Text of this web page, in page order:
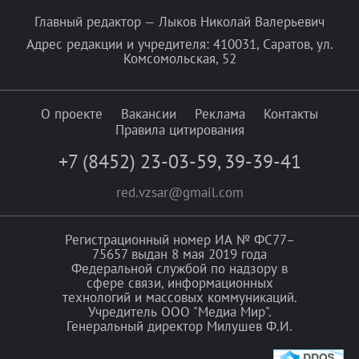
Главный редактор — Лыков Николай Валерьевич
Адрес редакции и учредителя: 410031, Саратов, ул.
Комсомольская, 52
О проекте Вакансии Реклама
Контакты
Правила цитирования
+7 (8452) 23-03-59, 39-39-41
red.vzsar@gmail.com
Регистрационный номер ИА № ФС77–
75657 выдан 8 мая 2019 года
Федеральной службой по надзору в
сфере связи, информационных
технологий и массовых коммуникаций.
Учредитель ООО "Медиа Мир".
Генеральный директор Милушев Ф.И.